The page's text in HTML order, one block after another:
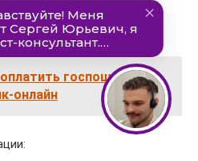
осмотр в ГИБДД.
госпошлину за
онлайн